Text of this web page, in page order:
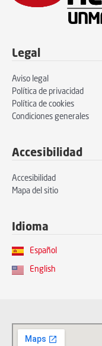
Legal
Aviso legal
Política de privacidad
Política de cookies
Condiciones generales
Accesibilidad
Accesibilidad
Mapa del sitio
Idioma
Español
English